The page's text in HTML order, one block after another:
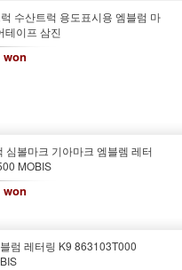
수산트럭 용도표시용 엠블럼 마
테이프 삼진
won
심볼마크 기아마크 엠블렘 레터
MOBIS
won
럼 레터링 K9 863103T000